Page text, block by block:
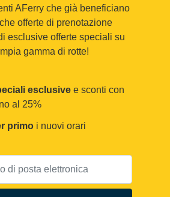
AFerry che già beneficiano
offerte di prenotazione
esclusive offerte speciali su
gamma di rotte!
esclusive e sconti con
al 25%
primo i nuovi orari